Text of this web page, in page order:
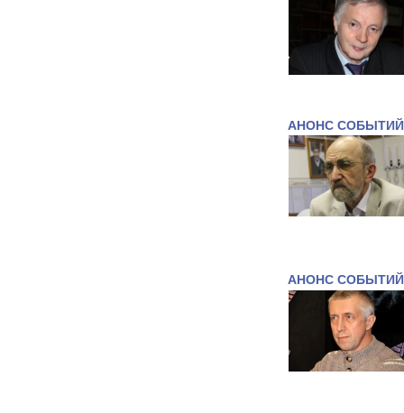
АНОНС СОБЫТИЙ
АНОНС СОБЫТИЙ